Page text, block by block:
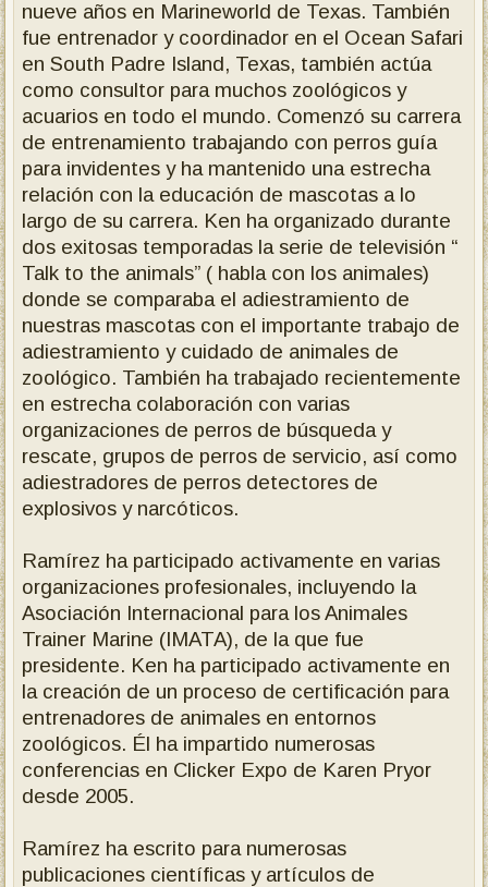
nueve años en Marineworld de Texas. También
fue entrenador y coordinador en el Ocean Safari
en South Padre Island, Texas, también actúa
como consultor para muchos zoológicos y
acuarios en todo el mundo. Comenzó su carrera
de entrenamiento trabajando con perros guía
para invidentes y ha mantenido una estrecha
relación con la educación de mascotas a lo
largo de su carrera. Ken ha organizado durante
dos exitosas temporadas la serie de televisión “
Talk to the animals” ( habla con los animales)
donde se comparaba el adiestramiento de
nuestras mascotas con el importante trabajo de
adiestramiento y cuidado de animales de
zoológico. También ha trabajado recientemente
en estrecha colaboración con varias
organizaciones de perros de búsqueda y
rescate, grupos de perros de servicio, así como
adiestradores de perros detectores de
explosivos y narcóticos.
Ramírez ha participado activamente en varias
organizaciones profesionales, incluyendo la
Asociación Internacional para los Animales
Trainer Marine (IMATA), de la que fue
presidente. Ken ha participado activamente en
la creación de un proceso de certificación para
entrenadores de animales en entornos
zoológicos. Él ha impartido numerosas
conferencias en Clicker Expo de Karen Pryor
desde 2005.
Ramírez ha escrito para numerosas
publicaciones científicas y artículos de